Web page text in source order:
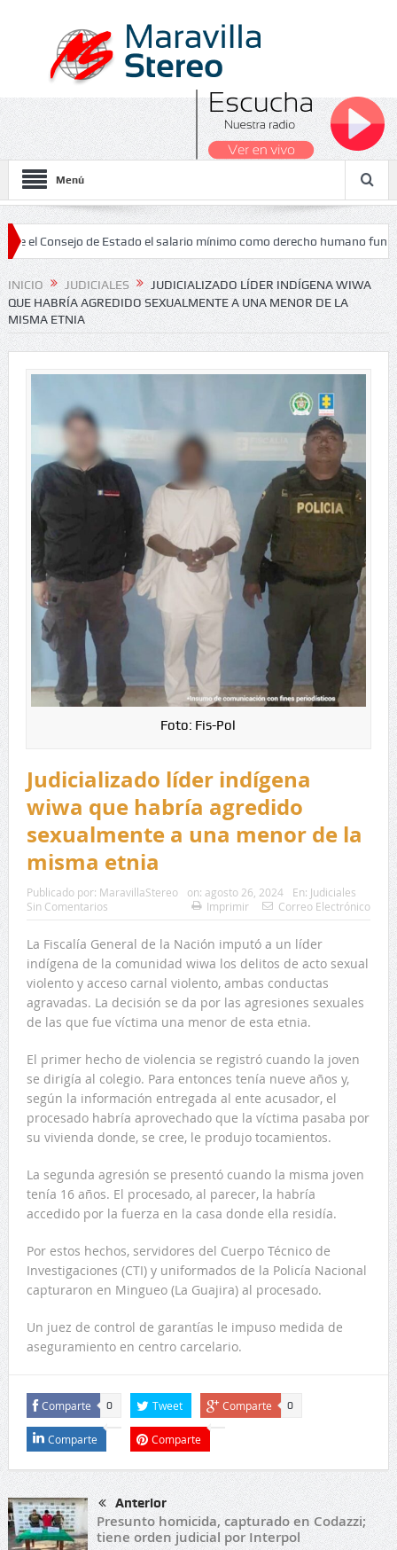
Menú
de Estado el salario mínimo como derecho humano fundamental
INICIO JUDICIALES
JUDICIALIZADO LÍDER INDÍGENA WIWA
QUE HABRÍA AGREDIDO SEXUALMENTE A UNA MENOR DE LA
MISMA ETNIA
Foto: Fis-Pol
Judicializado líder indígena
wiwa que habría agredido
sexualmente a una menor de la
misma etnia
Publicado por: MaravillaStereo on: agosto 26, 2024 En: Judiciales
Sin Comentarios
Imprimir Correo Electrónico
La Fiscalía General de la Nación imputó a un líder
indígena de la comunidad wiwa los delitos de acto sexual
violento y acceso carnal violento, ambas conductas
agravadas. La decisión se da por las agresiones sexuales
de las que fue víctima una menor de esta etnia.
El primer hecho de violencia se registró cuando la joven
se dirigía al colegio. Para entonces tenía nueve años y,
según la información entregada al ente acusador, el
procesado habría aprovechado que la víctima pasaba por
su vivienda donde, se cree, le produjo tocamientos.
La segunda agresión se presentó cuando la misma joven
tenía 16 años. El procesado, al parecer, la habría
accedido por la fuerza en la casa donde ella residía.
Por estos hechos, servidores del Cuerpo Técnico de
Investigaciones (CTI) y uniformados de la Policía Nacional
capturaron en Mingueo (La Guajira) al procesado.
Un juez de control de garantías le impuso medida de
aseguramiento en centro carcelario.
Comparte 0 Tweet Comparte 0
Comparte Comparte
Anterior
Presunto homicida, capturado en Codazzi;
tiene orden judicial por Interpol